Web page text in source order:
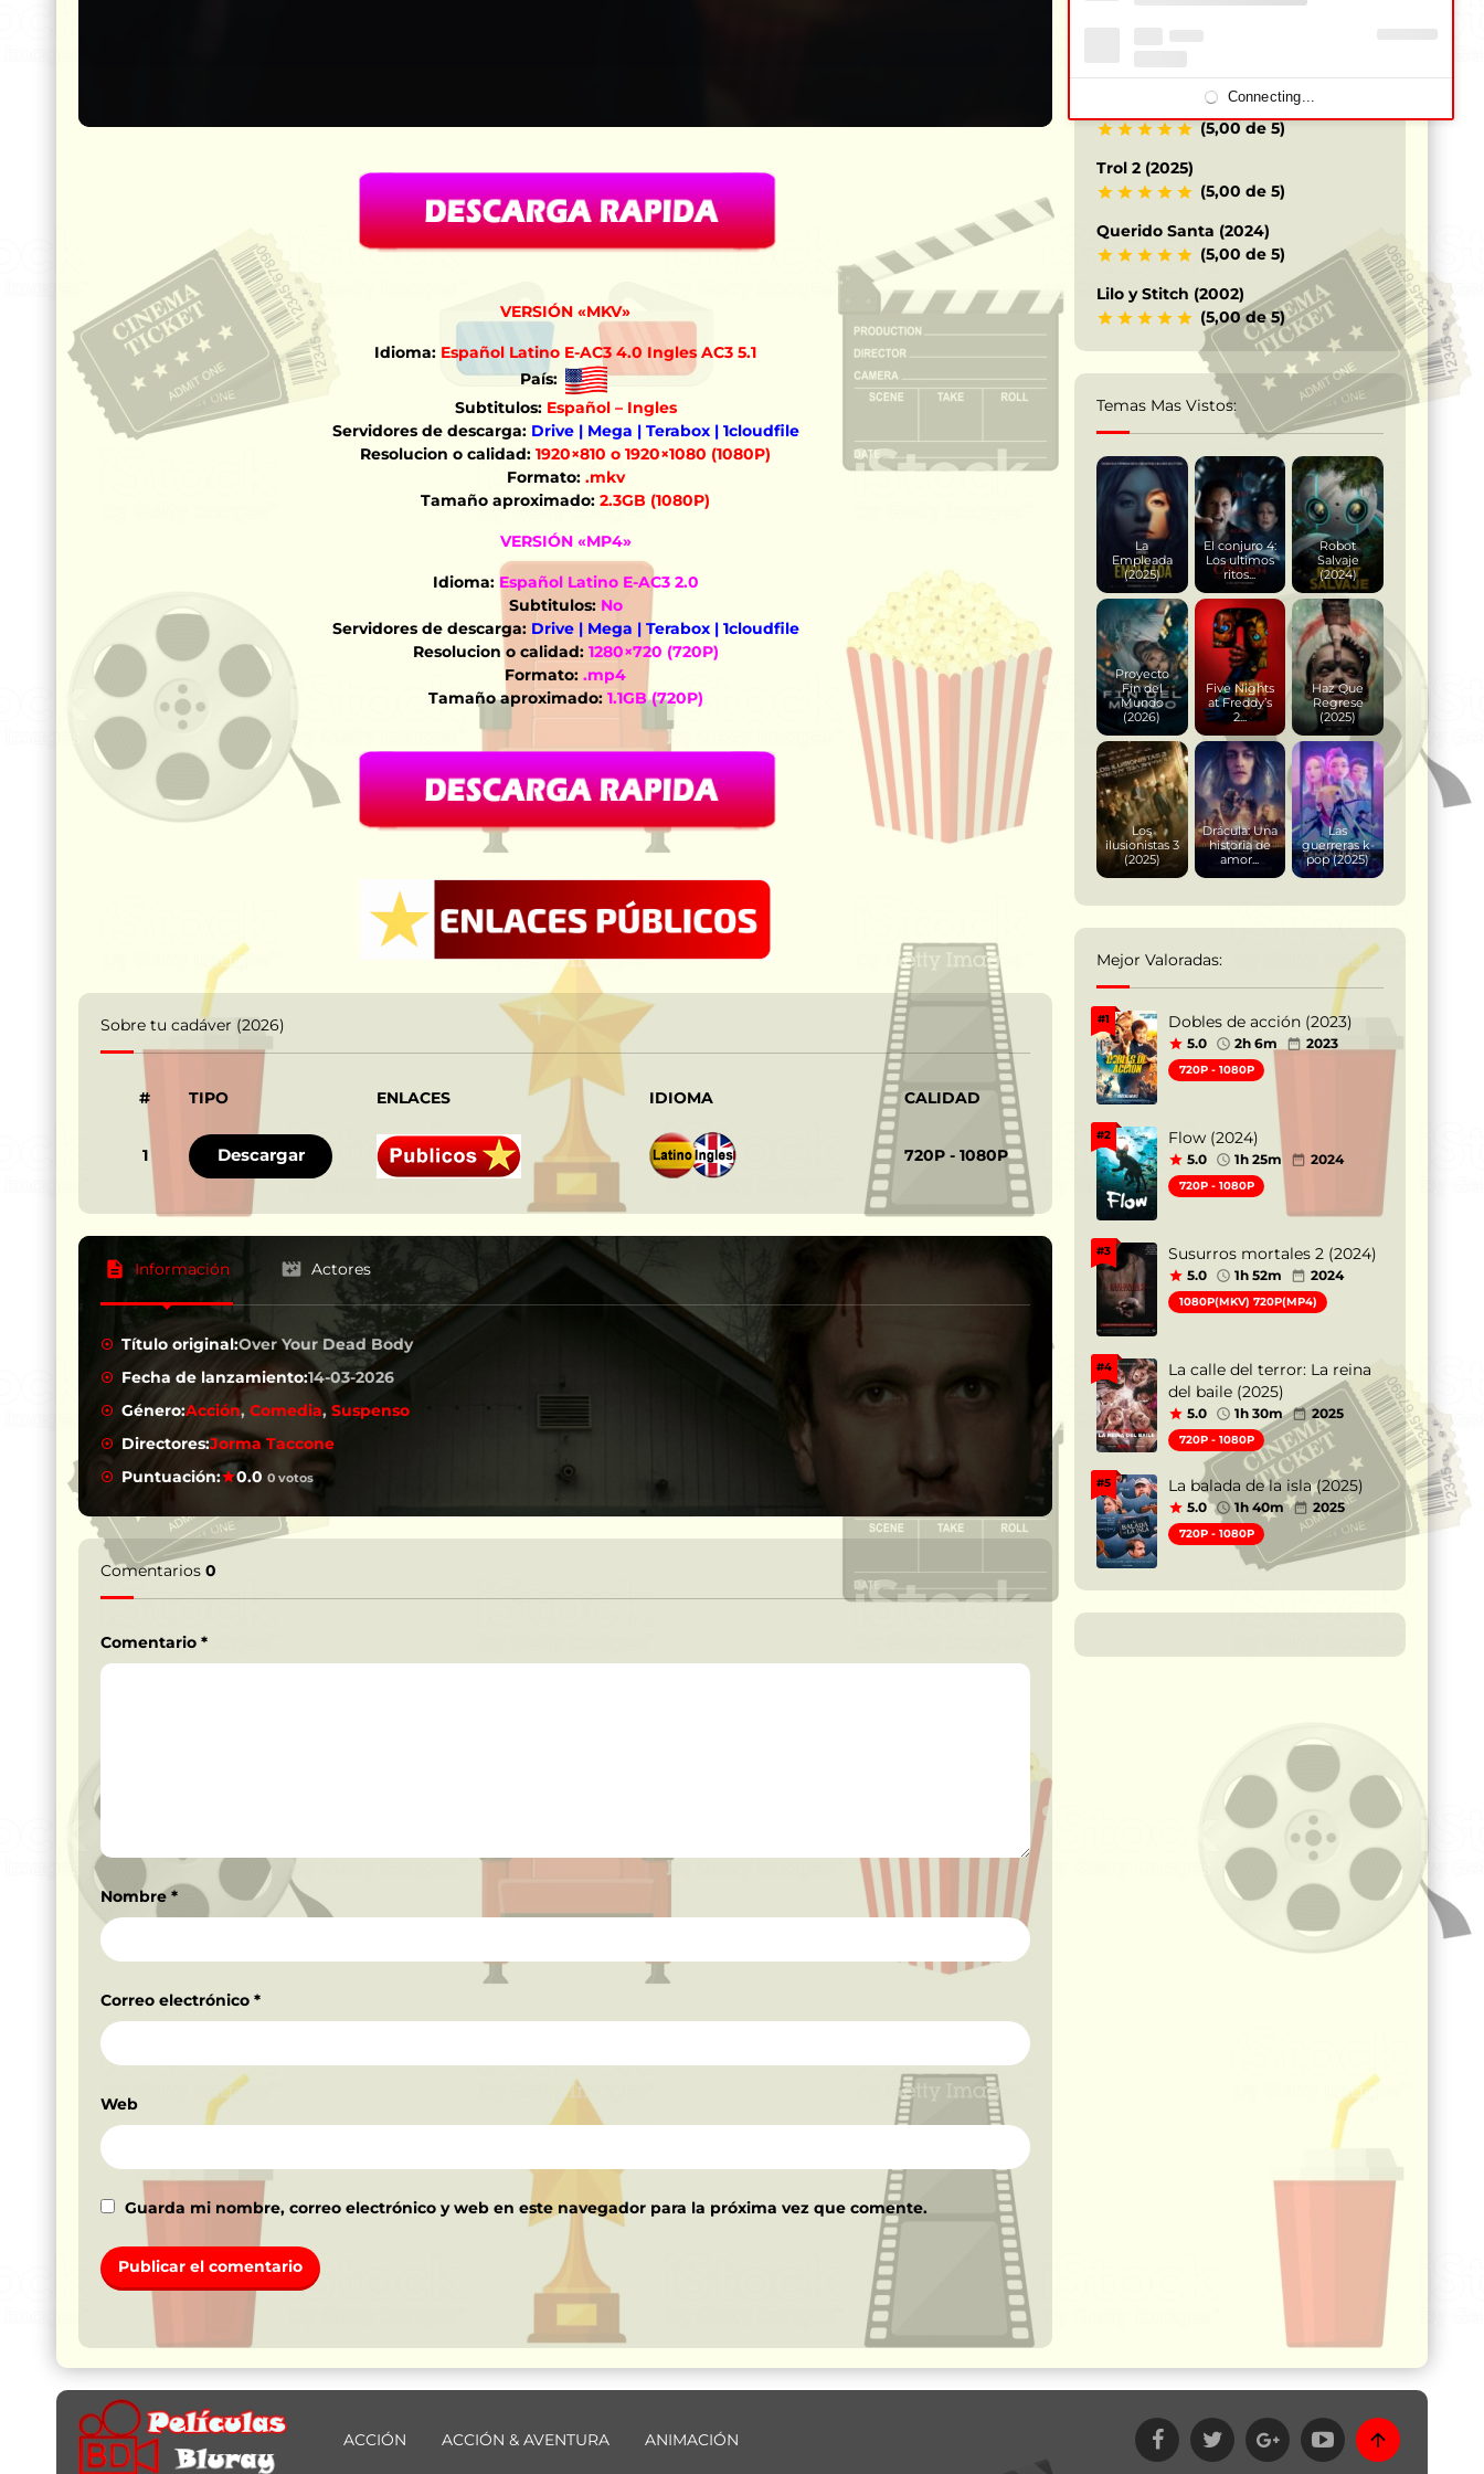
VERSIÓN «MKV»
Idioma: Español Latino E-AC3 4.0 Ingles AC3 5.1
País:
Subtitulos: Español – Ingles
Servidores de descarga: Drive | Mega | Terabox | 1cloudfile
Resolucion o calidad: 1920×810 o 1920×1080 (1080P)
Formato: .mkv
Tamaño aproximado: 2.3GB (1080P)
VERSIÓN «MP4»
Idioma: Español Latino E-AC3 2.0
Subtitulos: No
Servidores de descarga: Drive | Mega | Terabox | 1cloudfile
Resolucion o calidad: 1280×720 (720P)
Formato: .mp4
Tamaño aproximado: 1.1GB (720P)
Sobre tu cadáver (2026)
# TIPO ENLACES IDIOMA CALIDAD
1 Descargar ‎ ‎ ‎ ‎ ‎ ‎ ‎ ‎ ‎ 720P - 1080P
Información Actores
Título original:Over Your Dead Body
Fecha de lanzamiento:14-03-2026
Género:Acción,Comedia,Suspenso
Directores:Jorma Taccone
Puntuación:
0.0 0 votos
Comentarios 0
Comentario *
Nombre *
Correo electrónico *
Web
Guarda mi nombre, correo electrónico y web en este navegador para la próxima vez que comente.
Terrifier 3 – Payaso siniestro (2024)
(5,00 de 5)
Trol 2 (2025)
(5,00 de 5)
Querido Santa (2024)
(5,00 de 5)
Lilo y Stitch (2002)
(5,00 de 5)
Temas Mas Vistos:
La
Empleada
(2025)
El conjuro 4:
Los ultimos
ritos...
Robot
Salvaje
(2024)
Proyecto
Fin del
Mundo
(2026)
Five Nights
at Freddy’s
2...
Haz Que
Regrese
(2025)
Los
ilusionistas 3
(2025)
Drácula: Una
historia de
amor...
Las
guerreras k-
pop (2025)
Mejor Valoradas:
#1 Dobles de acción (2023)
5.0 2h 6m 2023
720P - 1080P
#2 Flow (2024)
5.0 1h 25m 2024
720P - 1080P
#3 Susurros mortales 2 (2024)
5.0 1h 52m 2024
1080P(MKV) 720P(MP4)
#4
La calle del terror: La reina
del baile (2025)
5.0 1h 30m 2025
720P - 1080P
#5 La balada de la isla (2025)
5.0 1h 40m 2025
720P - 1080P
ACCIÓN ACCIÓN & AVENTURA ANIMACIÓN
Connecting...